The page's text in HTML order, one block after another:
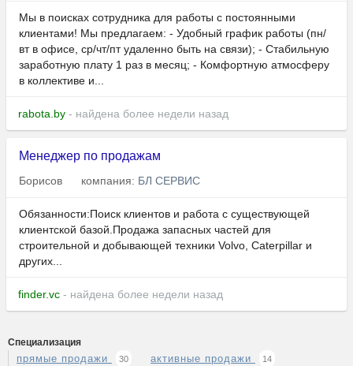
Мы в поисках сотрудника для работы с постоянными
клиентами! Мы предлагаем: - Удобный график работы (пн/
вт в офисе, ср/чт/пт удаленно быть на связи); - Стабильную
заработную плату 1 раз в месяц; - Комфортную атмосферу
в коллективе и...
rabota.by - найдена более недели назад
Менеджер по продажам
Борисов компания: БЛ СЕРВИС
Обязанности:Поиск клиентов и работа с существующей
клиентской базой.Продажа запасных частей для
строительной и добывающей техники Volvo, Caterpillar и
других...
finder.vc - найдена более недели назад
Специализация
прямые продажи 30 активные продажи 14